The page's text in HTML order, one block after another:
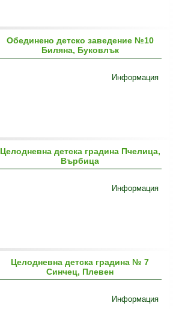
Обединено детско заведение №10
Биляна, Буковлък
Информация
Целодневна детска градина Пчелица,
Върбица
Информация
Целодневна детска градина № 7
Синчец, Плевен
Информация